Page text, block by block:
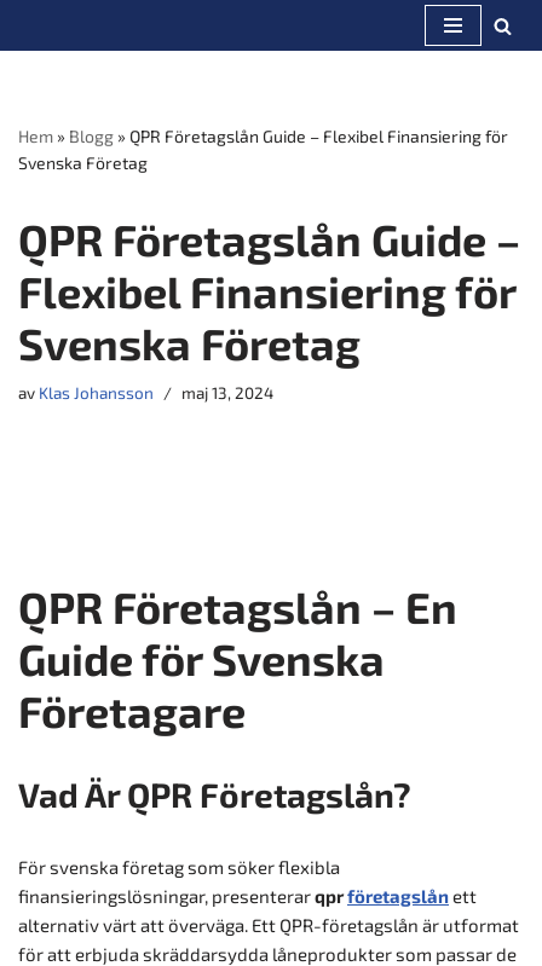
Hem » Blogg » QPR Företagslån Guide – Flexibel Finansiering för
Svenska Företag
QPR Företagslån Guide –
Flexibel Finansiering för
Svenska Företag
av Klas Johansson maj 13, 2024
QPR Företagslån – En
Guide för Svenska
Företagare
Vad Är QPR Företagslån?
För svenska företag som söker flexibla
finansieringslösningar, presenterarqprföretagslånett
alternativ värt att överväga. Ett QPR-företagslån är utformat
för att erbjuda skräddarsydda låneprodukter som passar de